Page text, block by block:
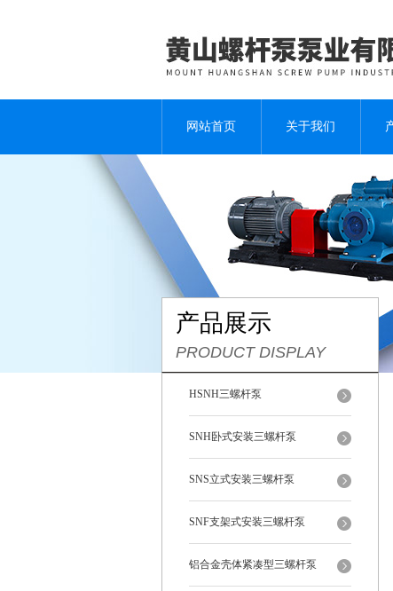
网站首页 关于我们
产品展示
PRODUCT DISPLAY
HSNH三螺杆泵
SNH卧式安装三螺杆泵
SNS立式安装三螺杆泵
SNF支架式安装三螺杆泵
铝合金壳体紧凑型三螺杆泵